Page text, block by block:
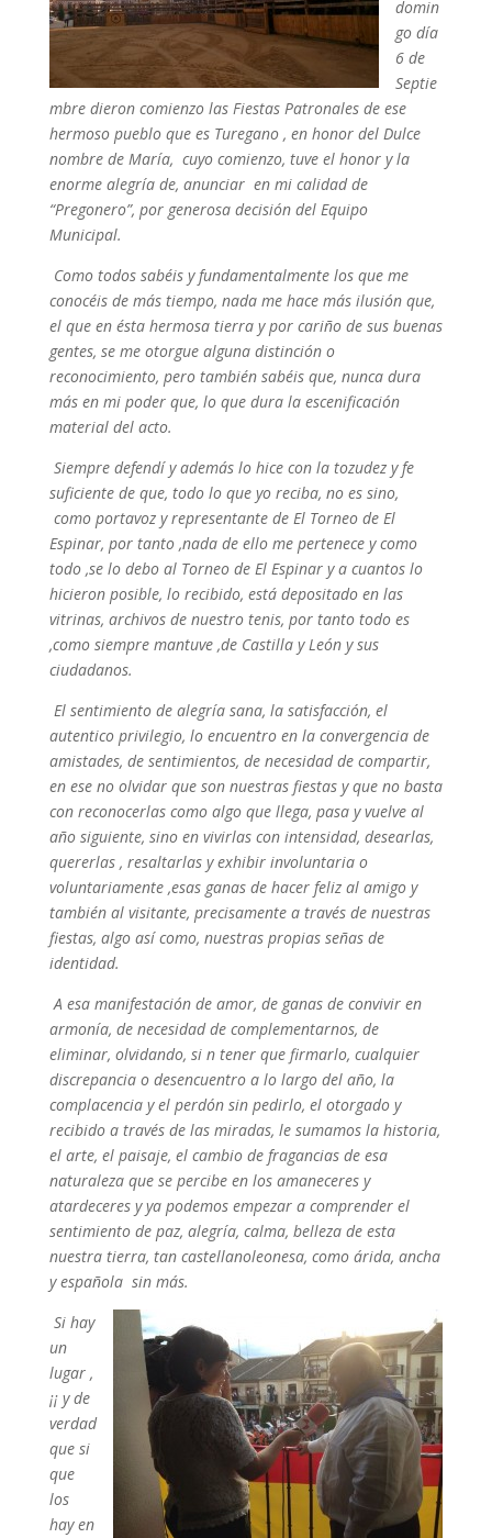
domin
go día
6 de
Septie
mbre dieron comienzo las Fiestas Patronales de ese
hermoso pueblo que es Turegano , en honor del Dulce
nombre de María, cuyo comienzo, tuve el honor y la
enorme alegría de, anunciar en mi calidad de
“Pregonero”, por generosa decisión del Equipo
Municipal.
Como todos sabéis y fundamentalmente los que me
conocéis de más tiempo, nada me hace más ilusión que,
el que en ésta hermosa tierra y por cariño de sus buenas
gentes, se me otorgue alguna distinción o
reconocimiento, pero también sabéis que, nunca dura
más en mi poder que, lo que dura la escenificación
material del acto.
Siempre defendí y además lo hice con la tozudez y fe
suficiente de que, todo lo que yo reciba, no es sino,
como portavoz y representante de El Torneo de El
Espinar, por tanto ,nada de ello me pertenece y como
todo ,se lo debo al Torneo de El Espinar y a cuantos lo
hicieron posible, lo recibido, está depositado en las
vitrinas, archivos de nuestro tenis, por tanto todo es
,como siempre mantuve ,de Castilla y León y sus
ciudadanos.
El sentimiento de alegría sana, la satisfacción, el
autentico privilegio, lo encuentro en la convergencia de
amistades, de sentimientos, de necesidad de compartir,
en ese no olvidar que son nuestras fiestas y que no basta
con reconocerlas como algo que llega, pasa y vuelve al
año siguiente, sino en vivirlas con intensidad, desearlas,
quererlas , resaltarlas y exhibir involuntaria o
voluntariamente ,esas ganas de hacer feliz al amigo y
también al visitante, precisamente a través de nuestras
fiestas, algo así como, nuestras propias señas de
identidad.
A esa manifestación de amor, de ganas de convivir en
armonía, de necesidad de complementarnos, de
eliminar, olvidando, si n tener que firmarlo, cualquier
discrepancia o desencuentro a lo largo del año, la
complacencia y el perdón sin pedirlo, el otorgado y
recibido a través de las miradas, le sumamos la historia,
el arte, el paisaje, el cambio de fragancias de esa
naturaleza que se percibe en los amaneceres y
atardeceres y ya podemos empezar a comprender el
sentimiento de paz, alegría, calma, belleza de esta
nuestra tierra, tan castellanoleonesa, como árida, ancha
y española sin más.
Si hay
un
lugar ,
¡¡ y de
verdad
que si
que
los
hay en